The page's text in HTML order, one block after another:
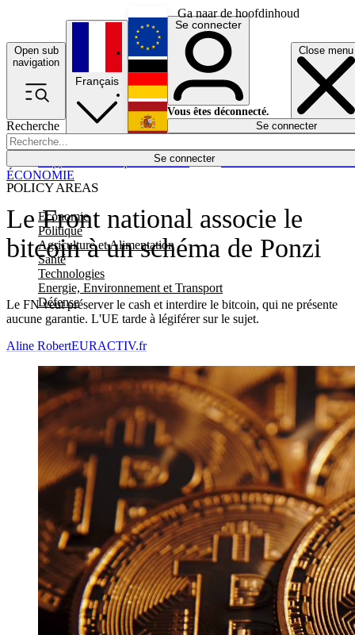
Ga naar de hoofdinhoud
Open sub
navigation
Close menu
Recherche
Se connecter
POLICY AREAS
Economie
Politique
Agriculture et Alimentation
Santé
Technologies
Energie, Environnement et Transport
Défense
Économie
Français
English
Deutsch
Español
Se connecter
Vous êtes déconnecté.
Se connecter
Le Front national associe le
bitcoin à un schéma de Ponzi
Le FN veut préserver le cash et interdire le bitcoin, qui ne présente
aucune garantie. L'UE tarde à légiférer sur le sujet.
ÉCONOMIE
Aline RobertEURACTIV.fr